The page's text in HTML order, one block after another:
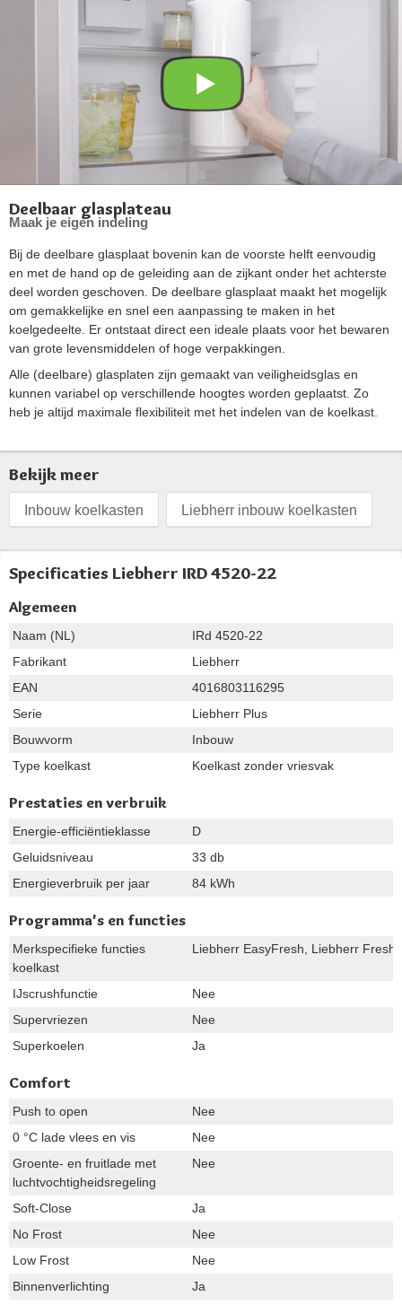
Deelbaar glasplateau
Maak je eigen indeling
Bij de deelbare glasplaat bovenin kan de voorste helft eenvoudig
en met de hand op de geleiding aan de zijkant onder het achterste
deel worden geschoven. De deelbare glasplaat maakt het mogelijk
om gemakkelijke en snel een aanpassing te maken in het
koelgedeelte. Er ontstaat direct een ideale plaats voor het bewaren
van grote levensmiddelen of hoge verpakkingen.
Alle (deelbare) glasplaten zijn gemaakt van veiligheidsglas en
kunnen variabel op verschillende hoogtes worden geplaatst. Zo
heb je altijd maximale flexibiliteit met het indelen van de koelkast.
Bekijk meer
Inbouw koelkasten Liebherr inbouw koelkasten
Specificaties Liebherr IRD 4520-22
Algemeen
Naam (NL)
IRd 4520-22
Fabrikant
Liebherr
EAN
4016803116295
Serie
Liebherr Plus
Bouwvorm
Inbouw
Type koelkast
Koelkast zonder vriesvak
Prestaties en verbruik
Energie-efficiëntieklasse
D
Geluidsniveau
33 db
Energieverbruik per jaar
84 kWh
Programma's en functies
Merkspecifieke functies
koelkast
Liebherr EasyFresh, Liebherr
IJscrushfunctie
Nee
Supervriezen
Nee
Superkoelen
Ja
Comfort
Push to open
Nee
0 °C lade vlees en vis
Nee
Groente- en fruitlade met
luchtvochtigheidsregeling
Nee
Soft-Close
Ja
No Frost
Nee
Low Frost
Nee
Binnenverlichting
Ja